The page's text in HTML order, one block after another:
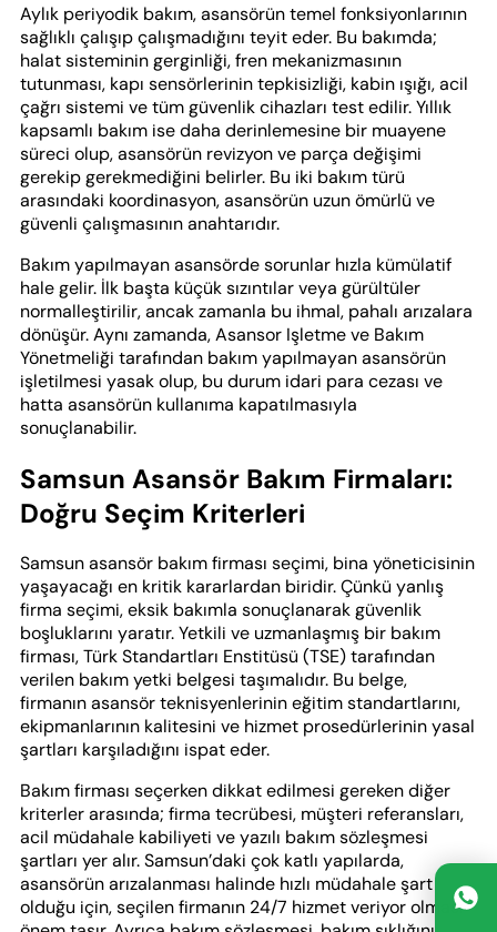
Aylık periyodik bakım, asansörün temel fonksiyonlarının
sağlıklı çalışıp çalışmadığını teyit eder. Bu bakımda;
halat sisteminin gerginliği, fren mekanizmasının
tutunması, kapı sensörlerinin tepkisizliği, kabin ışığı, acil
çağrı sistemi ve tüm güvenlik cihazları test edilir. Yıllık
kapsamlı bakım ise daha derinlemesine bir muayene
süreci olup, asansörün revizyon ve parça değişimi
gerekip gerekmediğini belirler. Bu iki bakım türü
arasındaki koordinasyon, asansörün uzun ömürlü ve
güvenli çalışmasının anahtarıdır.
Bakım yapılmayan asansörde sorunlar hızla kümülatif
hale gelir. İlk başta küçük sızıntılar veya gürültüler
normalleştirilir, ancak zamanla bu ihmal, pahalı arızalara
dönüşür. Aynı zamanda, Asansor Işletme ve Bakım
Yönetmeliği tarafından bakım yapılmayan asansörün
işletilmesi yasak olup, bu durum idari para cezası ve
hatta asansörün kullanıma kapatılmasıyla
sonuçlanabilir.
Samsun Asansör Bakım Firmaları:
Doğru Seçim Kriterleri
Samsun asansör bakım firması seçimi, bina yöneticisinin
yaşayacağı en kritik kararlardan biridir. Çünkü yanlış
firma seçimi, eksik bakımla sonuçlanarak güvenlik
boşluklarını yaratır. Yetkili ve uzmanlaşmış bir bakım
firması, Türk Standartları Enstitüsü (TSE) tarafından
verilen bakım yetki belgesi taşımalıdır. Bu belge,
firmanın asansör teknisyenlerinin eğitim standartlarını,
ekipmanlarının kalitesini ve hizmet prosedürlerinin yasal
şartları karşıladığını ispat eder.
Bakım firması seçerken dikkat edilmesi gereken diğer
kriterler arasında; firma tecrübesi, müşteri referansları,
acil müdahale kabiliyeti ve yazılı bakım sözleşmesi
şartları yer alır. Samsun’daki çok katlı yapılarda,
asansörün arızalanması halinde hızlı müdahale şart
olduğu için, seçilen firmanın 24/7 hizmet veriyor olması